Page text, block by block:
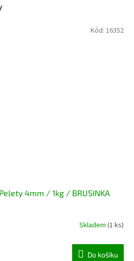
Pelety 4mm / 1kg / BRUSINKA
Skladem (1 ks)
Do košíku
Kód: 16352